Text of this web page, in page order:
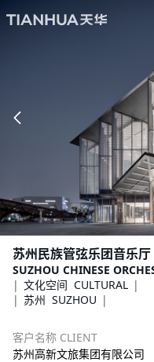
苏州民族管弦乐团音乐厅
SUZHOU CHINESE
文化空间 CULTURAL
苏州 SUZHOU
客户名称 CLIENT
苏州高新文旅集团有限公司